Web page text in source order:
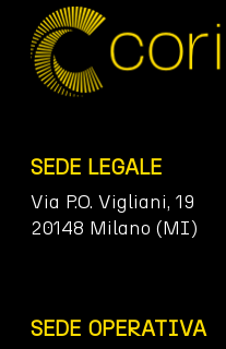
SEDE LEGALE
Via P.O. Vigliani, 19
20148 Milano (MI)
SEDE OPERATIVA